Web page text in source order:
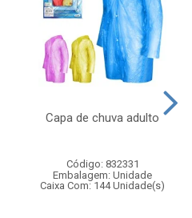
Capa de chuva adulto
Código: 832331
Embalagem: Unidade
Caixa Com: 144 Unidade(s)